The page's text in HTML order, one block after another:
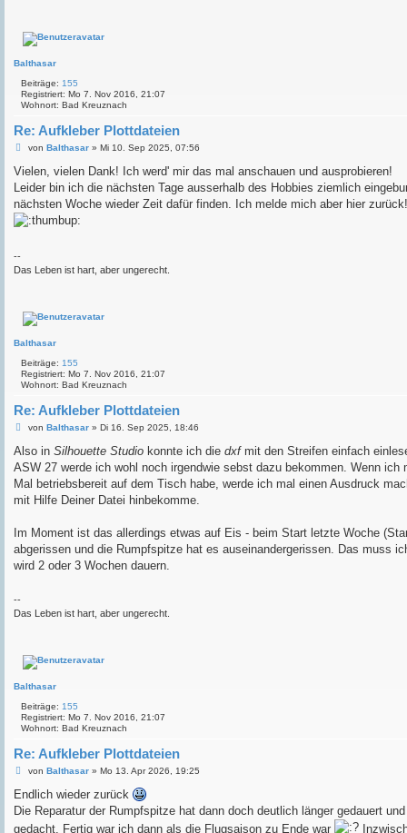
Balthasar
Beiträge: 155
Registriert: Mo 7. Nov 2016, 21:07
Wohnort: Bad Kreuznach
Re: Aufkleber Plottdateien
B
i
r
a
g
von Balthasar» Mi 10. Sep 2025, 07:56
Vielen, vielen Dank! Ich werd' mir das mal anschauen und ausprobieren!
Leider bin ich die nächsten Tage ausserhalb des Hobbies ziemlich
nächsten Woche wieder Zeit dafür finden. Ich melde mich aber hier zurück!
--
Das Leben ist hart, aber ungerecht.
Balthasar
Beiträge: 155
Registriert: Mo 7. Nov 2016, 21:07
Wohnort: Bad Kreuznach
Re: Aufkleber Plottdateien
B
i
r
a
von Balthasar» Di 16. Sep 2025, 18:46
Also in Silhouette Studio konnte ich die dxfmit den Streifen einfach
ASW 27 werde ich wohl noch irgendwie sebst dazu bekommen. Wenn ich
Mal betriebsbereit auf dem Tisch habe, werde ich mal einen Ausdruck
mit Hilfe Deiner Datei hinbekomme.
Im Moment ist das allerdings etwas auf Eis - beim Start letzte Woche
abgerissen und die Rumpfspitze hat es auseinandergerissen. Das muss
wird 2 oder 3 Wochen dauern.
--
Das Leben ist hart, aber ungerecht.
Balthasar
Beiträge: 155
Registriert: Mo 7. Nov 2016, 21:07
Wohnort: Bad Kreuznach
Re: Aufkleber Plottdateien
B
i
r
a
von Balthasar» Mo 13. Apr 2026, 19:25
Endlich wieder zurück
Die Reparatur der Rumpfspitze hat dann doch deutlich länger gedauert
gedacht. Fertig war ich dann als die Flugsaison zu Ende war